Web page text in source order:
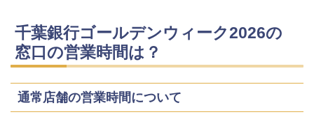
千葉銀行ゴールデンウィーク2026の
窓口の営業時間は？
通常店舗の営業時間について